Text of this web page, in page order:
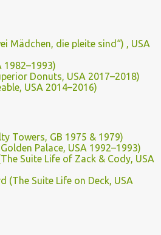
Mädchen, die pleite sind“) , USA
1982–1993)
Donuts, USA 2017–2018)
USA 2014–2016)
Towers, GB 1975 & 1979)
Palace, USA 1992–1993)
Suite Life of Zack & Cody, USA
(The Suite Life on Deck, USA